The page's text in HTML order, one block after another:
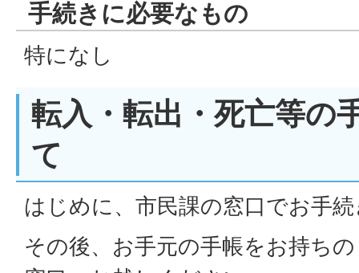
手続きに必要なもの
特になし
転入・転出・死亡等の
て
はじめに、市民課の窓口でお手
その後、お手元の手帳をお持ち